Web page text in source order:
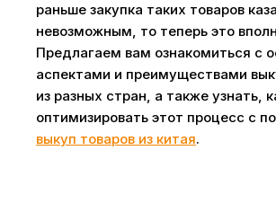
раньше закупка таких товаров
невозможным, то теперь это
Предлагаем вам ознакомиться с
аспектами и преимуществами
из разных стран, а также узнать,
оптимизировать этот процесс с
выкуп товаров из китая.